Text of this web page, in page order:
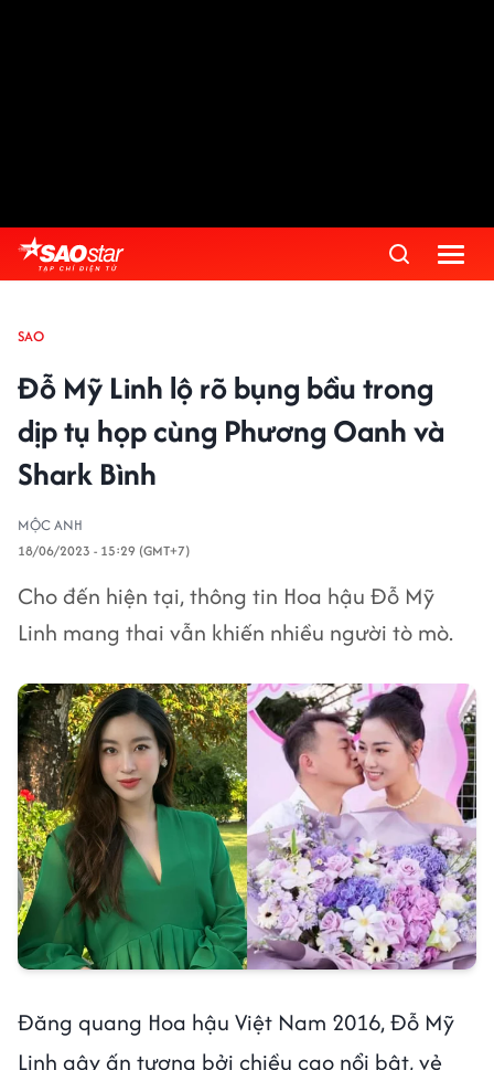
SAO
Đỗ Mỹ Linh lộ rõ bụng bầu trong
dịp tụ họp cùng Phương Oanh và
Shark Bình
MỘC ANH
18/06/2023 - 15:29 (GMT+7)
Cho đến hiện tại, thông tin Hoa hậu Đỗ Mỹ
Linh mang thai vẫn khiến nhiều người tò mò.
Đăng quang Hoa hậu Việt Nam 2016, Đỗ Mỹ
Linh gây ấn tượng bởi chiều cao nổi bật, vẻ